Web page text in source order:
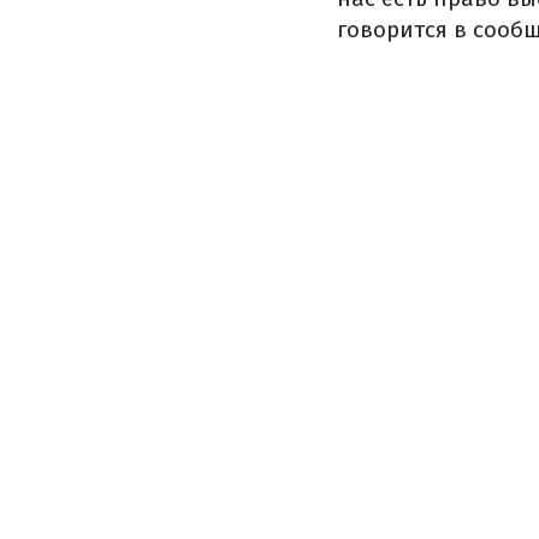
говорится в